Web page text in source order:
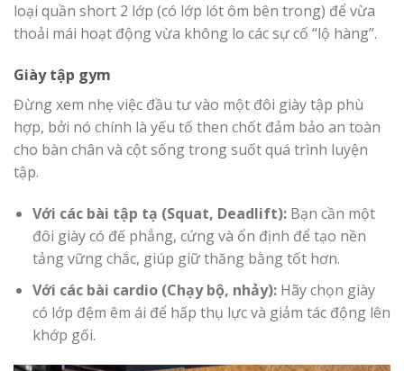
loại quần short 2 lớp (có lớp lót ôm bên trong) để vừa
thoải mái hoạt động vừa không lo các sự cố “lộ hàng”.
Giày tập gym
Đừng xem nhẹ việc đầu tư vào một đôi giày tập phù
hợp, bởi nó chính là yếu tố then chốt đảm bảo an toàn
cho bàn chân và cột sống trong suốt quá trình luyện
tập.
Với các bài tập tạ (Squat, Deadlift):Bạn cần một
đôi giày có đế phẳng, cứng và ổn định để tạo nền
tảng vững chắc, giúp giữ thăng bằng tốt hơn.
Với các bài cardio (Chạy bộ, nhảy):Hãy chọn giày
có lớp đệm êm ái để hấp thụ lực và giảm tác động lên
khớp gối.